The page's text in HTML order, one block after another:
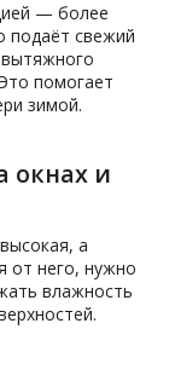
— более
подаёт свежий
помогает
зимой.
окнах и
а
от него, нужно
влажность